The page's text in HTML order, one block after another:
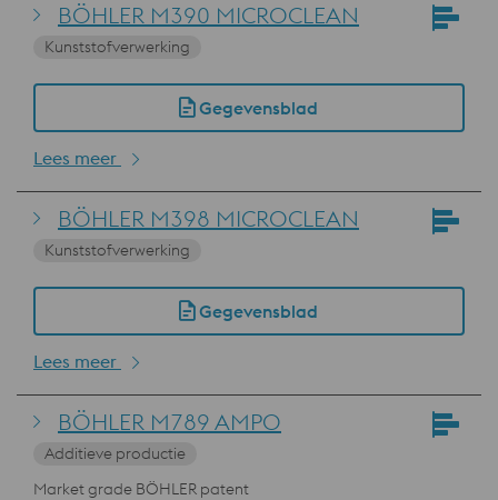
BÖHLER M390 MICROCLEAN
Kunststofverwerking
Gegevensblad
Lees meer
BÖHLER M398 MICROCLEAN
Kunststofverwerking
Gegevensblad
Lees meer
BÖHLER M789 AMPO
Additieve productie
Market grade BÖHLER patent